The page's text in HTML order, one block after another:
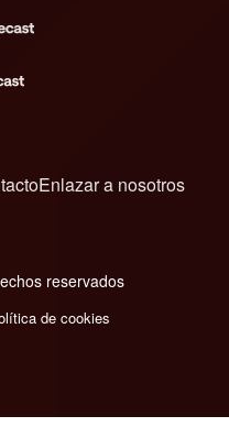
Enlazar a nosotros
reservados
de cookies